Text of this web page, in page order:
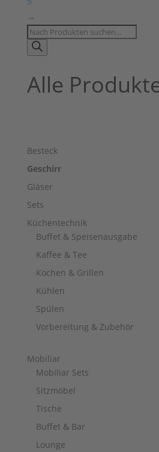
→
Products
search
Alle
Besteck
Geschirr
Gläser
Sets
Küchentechnik
Buffet & Speisenausgabe
Kaffee & Tee
Kochen & Grillen
Kühlen
Spülen
Vorbereitung & Zubehör
Mobiliar
Mobiliar Sets
Sitzmöbel
Tische
Buffet & Bar
Lounge